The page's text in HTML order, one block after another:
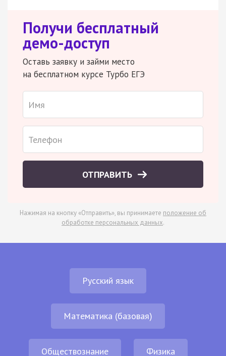
Получи бесплатный
демо-доступ
Оставь заявку и займи место
на бесплатном курсе Турбо ЕГЭ
ОТПРАВИТЬ
Нажимая на кнопку «Отправить», вы принимаете положение об
обработке персональных данных.
Русский язык
Математика (базовая)
Обществознание Физика